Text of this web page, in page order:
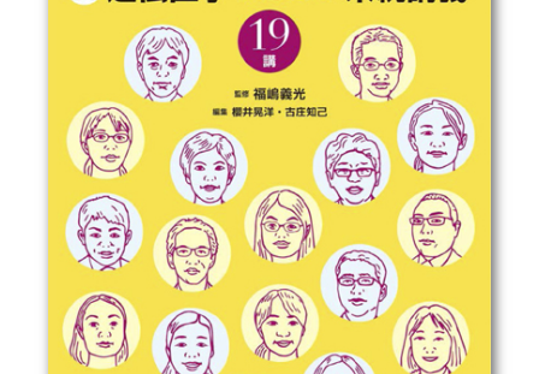
衛生・公衆衛生学(14)
医学一般(91)